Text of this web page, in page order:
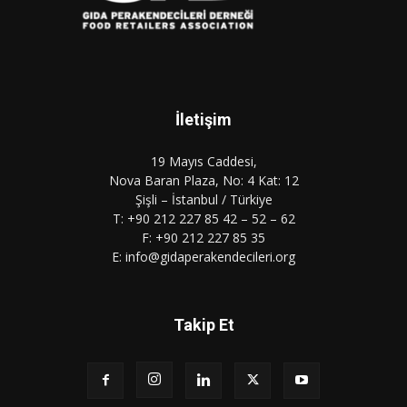
İletişim
19 Mayıs Caddesi,
Nova Baran Plaza, No: 4 Kat: 12
Şişli – İstanbul / Türkiye
T: +90 212 227 85 42 – 52 – 62
F: +90 212 227 85 35
E: info@gidaperakendecileri.org
Takip Et